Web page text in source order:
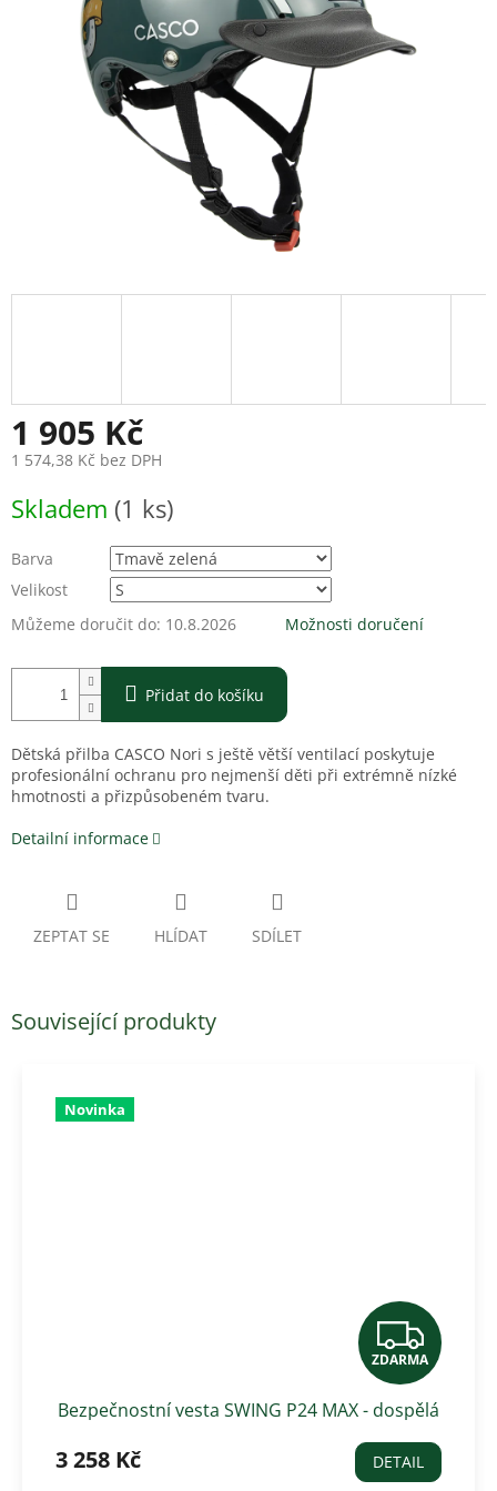
1 905 Kč
1 574,38 Kč bez DPH
cena:
Skladem (1 ks)
Barva
Velikost
Můžeme doručit do: 10.8.2026 Možnosti doručení
Přidat do košíku
Dětská přilba CASCO Nori s ještě větší ventilací poskytuje
profesionální ochranu pro nejmenší děti při extrémně nízké
hmotnosti a přizpůsobeném tvaru.
Detailní informace
ZEPTAT SE HLÍDAT SDÍLET
Související produkty
Novinka
Z
D
A
R
ZDARMA
Bezpečnostní vesta SWING P24 MAX - dospělá
3 258 Kč DETAIL